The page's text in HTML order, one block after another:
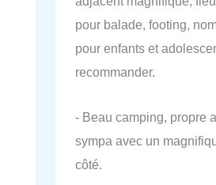
pour balade, footing,
pour enfants et
recommander.
- Beau camping, propre
sympa avec un
côté.